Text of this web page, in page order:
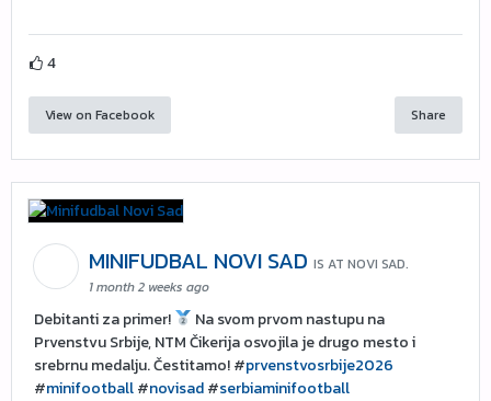
4
View on Facebook Share
MINIFUDBAL NOVI SAD IS AT NOVI SAD.
1 month 2 weeks ago
Debitanti za primer!
Na svom prvom nastupu na
Prvenstvu Srbije, NTM Čikerija osvojila je drugo mesto i
srebrnu medalju. Čestitamo! #prvenstvosrbije2026
#minifootball#novisad#serbiaminifootball